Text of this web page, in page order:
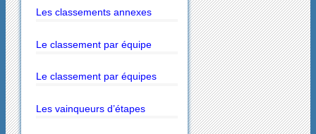
Les classements annexes
Le classement par équipe
Le classement par équipes
Les vainqueurs d’étapes